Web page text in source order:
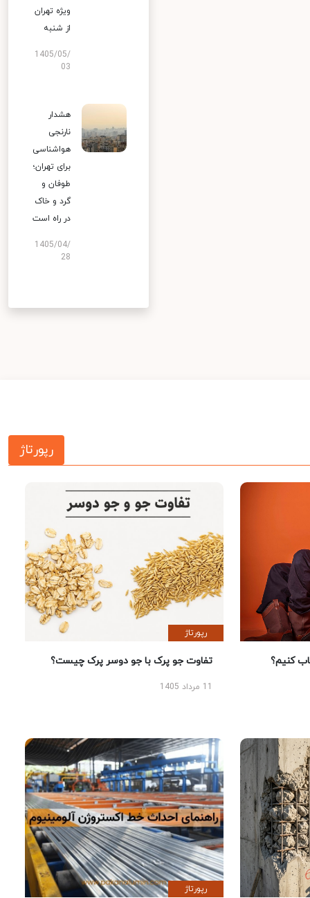
ویژه تهران
از شنبه
1405/05/
03
هشدار
نارنجی
هواشناسی
برای تهران؛
طوفان و
گرد و خاک
در راه است
1405/04/
28
رپورتاژ
کنیم؟
رپورتاژ
تفاوت جو پرک با جو دوسر پرک چیست؟
رپورتاژ